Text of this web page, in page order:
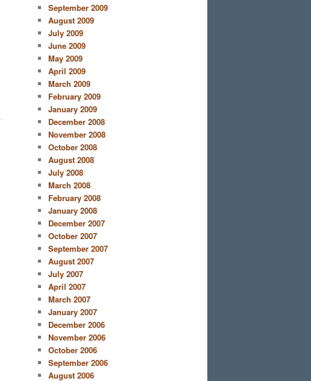
September 2009
August 2009
July 2009
June 2009
May 2009
April 2009
March 2009
February 2009
January 2009
December 2008
November 2008
October 2008
August 2008
July 2008
March 2008
February 2008
January 2008
December 2007
October 2007
September 2007
August 2007
July 2007
April 2007
March 2007
January 2007
December 2006
November 2006
October 2006
September 2006
August 2006